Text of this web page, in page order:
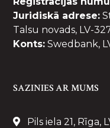
Juridiskā adrese:
Talsu novads, LV-
Konts: Swedbank,
SAZINIES AR MUMS
Pils iela 21, Rīga,